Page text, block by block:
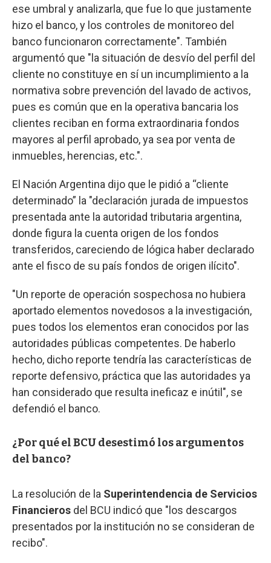
ese umbral y analizarla, que fue lo que justamente
hizo el banco, y los controles de monitoreo del
banco funcionaron correctamente". También
argumentó que "la situación de desvío del perfil del
cliente no constituye en sí un incumplimiento a la
normativa sobre prevención del lavado de activos,
pues es común que en la operativa bancaria los
clientes reciban en forma extraordinaria fondos
mayores al perfil aprobado, ya sea por venta de
inmuebles, herencias, etc.".
El Nación Argentina dijo que le pidió a “cliente
determinado” la "declaración jurada de impuestos
presentada ante la autoridad tributaria argentina,
donde figura la cuenta origen de los fondos
transferidos, careciendo de lógica haber declarado
ante el fisco de su país fondos de origen ilícito".
"Un reporte de operación sospechosa no hubiera
aportado elementos novedosos a la investigación,
pues todos los elementos eran conocidos por las
autoridades públicas competentes. De haberlo
hecho, dicho reporte tendría las características de
reporte defensivo, práctica que las autoridades ya
han considerado que resulta ineficaz e inútil", se
defendió el banco.
¿Por qué el BCU desestimó los argumentos
del banco?
La resolución de la Superintendencia de Servicios
Financieros del BCU indicó que "los descargos
presentados por la institución no se consideran de
recibo".